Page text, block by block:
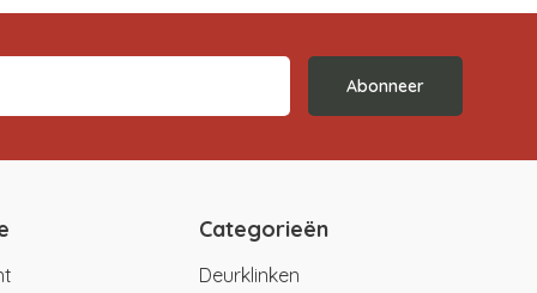
Abonneer
Categorieën
Deurklinken